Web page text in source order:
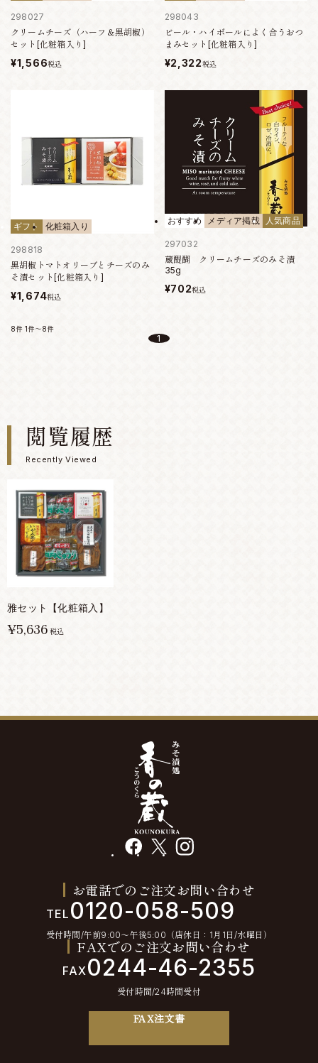
298027
クリームチーズ（ハーフ＆黒胡椒）
セット[化粧箱入り]
¥1,566税込
298043
ビール・ハイボールによく合うおつ
まみセット[化粧箱入り]
¥2,322税込
ギフト 化粧箱入り
298818
黒胡椒トマトオリーブとチーズのみ
そ漬セット[化粧箱入り]
¥1,674税込
おすすめ メディア掲載 人気商品
297032
蔵醍醐 クリームチーズのみそ漬
35g
¥702税込
8件 1件～8件
1
閲覧履歴
Recently Viewed
雅セット【化粧箱入】
¥5,636 税込
facebook instagram
お電話でのご注文お問い合わせ
TEL 0120-058-509
受付時間/午前9:00〜午後5:00（店休日：1月1日/水曜日）
FAXでのご注文お問い合わせ
FAX 0244-46-2355
受付時間/24時間受付
FAX注文書